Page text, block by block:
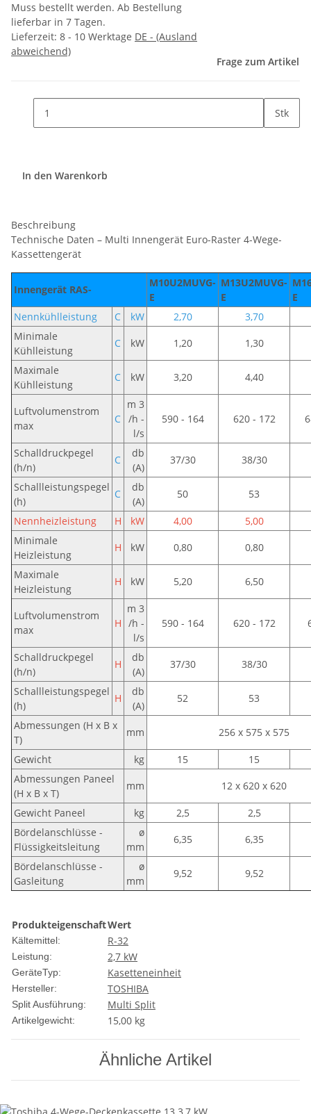
Muss bestellt werden. Ab Bestellung
lieferbar in 7 Tagen.
Lieferzeit: 8 - 10 Werktage DE - (Ausland
abweichend)
Frage zum Artikel
Stk
In den Warenkorb
Beschreibung
Technische Daten – Multi Innengerät Euro-Raster 4-Wege-
Kassettengerät
Innengerät RAS-
M10U2MUVG-
E
M13U2MUVG-
E
E
Nennkühlleistung
C kW 2,70
3,70
Minimale
Kühlleistung
C kW 1,20 1,30
Maximale
Kühlleistung
C kW 3,20 4,40
Luftvolumenstrom
max
C
m 3
/h -
l/s
590 - 164 620 - 172
Schalldruckpegel
(h/n)
C
db
(A)
37/30 38/30
Schallleistungspegel
(h)
C
db
(A)
50 53
Nennheizleistung H kW 4,00
5,00
Minimale
Heizleistung
H kW 0,80 0,80
Maximale
Heizleistung
H kW 5,20 6,50
Luftvolumenstrom
max
H
m 3
/h -
l/s
590 - 164 620 - 172
Schalldruckpegel
(h/n)
H
db
(A)
37/30 38/30
Schallleistungspegel
(h)
H
db
(A)
52 53
Abmessungen (H x B x
T)
mm 256 x 575 x 575
Gewicht kg 15
15
Abmessungen Paneel
(H x B x T)
mm 12 x 620 x 620
Gewicht Paneel kg 2,5
2,5
Bördelanschlüsse -
Flüssigkeitsleitung
ø
mm
6,35 6,35
Bördelanschlüsse -
Gasleitung
ø
mm
9,52 9,52
ProdukteigenschaftWert
Kältemittel: R-32
Leistung: 2,7 kW
GeräteTyp: Kasetteneinheit
Hersteller: TOSHIBA
Split Ausführung: Multi Split
Artikelgewicht: 15,00 kg
Ähnliche Artikel